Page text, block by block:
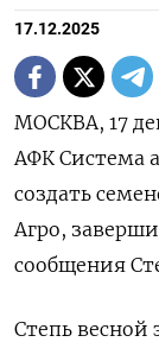
17.12.2025
МОСКВА, 17
АФК Система
создать
Агро,
сообщения
Степь весной